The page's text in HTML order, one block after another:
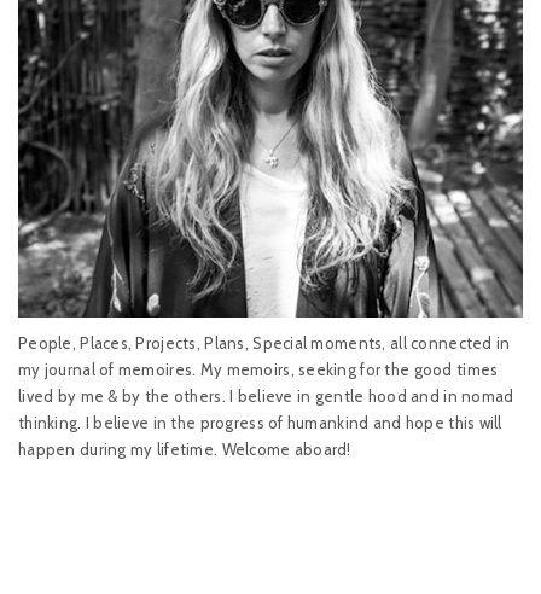
People, Places, Projects, Plans, Special moments, all connected in
my journal of memoires. My memoirs, seeking for the good times
lived by me & by the others. I believe in gentle hood and in nomad
thinking. I believe in the progress of humankind and hope this will
happen during my lifetime. Welcome aboard!